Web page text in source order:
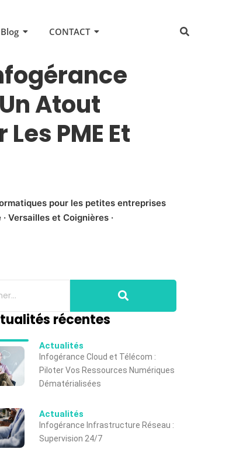
Blog CONTACT
Atout
PME Et
pour les petites entreprises
Versailles et Coignières ·
récentes
Actualités
Infogérance Cloud et Télécom :
Piloter Vos Ressources Numériques
Dématérialisées
Actualités
Infogérance Infrastructure Réseau :
Supervision 24/7